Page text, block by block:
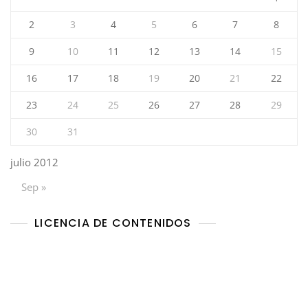
julio 2012
2 3 4 5 6 7 8
9 10 11 12 13 14 15
16 17 18 19 20 21 22
23 24 25 26 27 28 29
30 31
Sep »
LICENCIA DE CONTENIDOS